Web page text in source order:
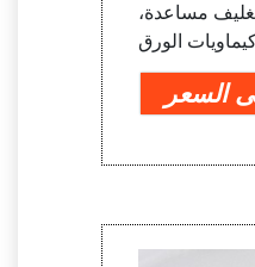
مساعدة،
السعر